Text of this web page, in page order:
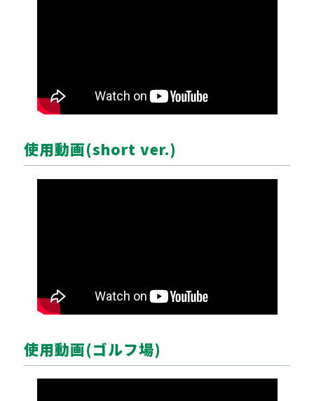
使用動画(short ver.)
使用動画(ゴルフ場)